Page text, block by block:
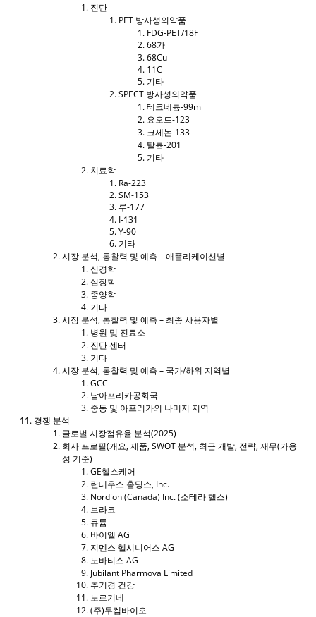
진단
PET 방사성의약품
FDG-PET/18F
68가
68Cu
11C
기타
SPECT 방사성의약품
테크네튬-99m
요오드-123
크세논-133
탈륨-201
기타
치료학
Ra-223
SM-153
루-177
I-131
Y-90
기타
시장 분석, 통찰력 및 예측 – 애플리케이션별
신경학
심장학
종양학
기타
시장 분석, 통찰력 및 예측 – 최종 사용자별
병원 및 진료소
진단 센터
기타
시장 분석, 통찰력 및 예측 – 국가/하위 지역별
GCC
남아프리카공화국
중동 및 아프리카의 나머지 지역
경쟁 분석
글로벌 시장점유율 분석(2025)
회사 프로필(개요, 제품, SWOT 분석, 최근 개발, 전략, 재무(가용
성 기준)
GE헬스케어
란테우스 홀딩스, Inc.
Nordion (Canada) Inc. (소테라 헬스)
브라코
큐륨
바이엘 AG
지멘스 헬시니어스 AG
노바티스 AG
Jubilant Pharmova Limited
추기경 건강
노르기네
(주)두켐바이오